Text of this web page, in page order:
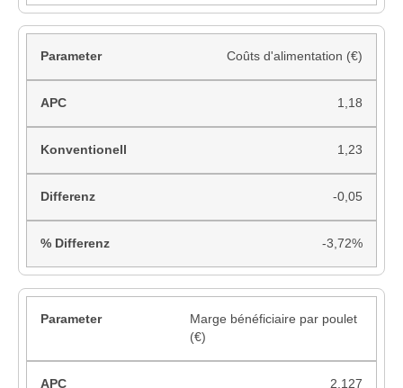
Coûts d'alimentation (€)
1,18
1,23
-0,05
-3,72%
Marge bénéficiaire par poulet
(€)
2,127